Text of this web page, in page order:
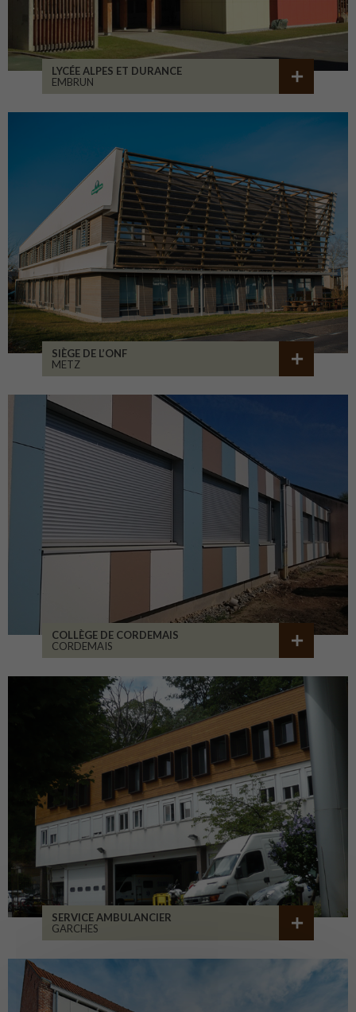
LYCÉE ALPES ET DURANCE
EMBRUN
SIÈGE DE L’ONF
METZ
COLLÈGE DE CORDEMAIS
CORDEMAIS
SERVICE AMBULANCIER
GARCHES